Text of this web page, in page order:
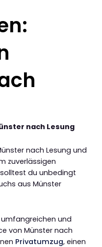
nach Lesung
nach Lesung und
zuverlässigen
du unbedingt
aus Münster
und
von Münster nach
Privatumzug, einen